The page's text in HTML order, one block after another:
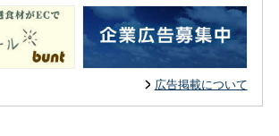
広告掲載について